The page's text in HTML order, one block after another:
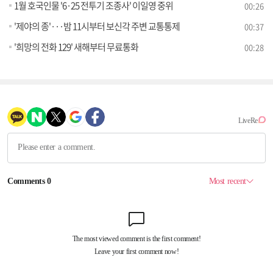
1월 호국인물 '6·25 전투기 조종사' 이일영 중위 00:26
'제야의 종'···밤 11시부터 보신각 주변 교통통제 00:37
'희망의 전화 129' 새해부터 무료통화 00:28